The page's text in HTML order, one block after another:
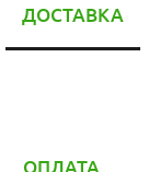
ДОСТАВКА
ОПЛАТА